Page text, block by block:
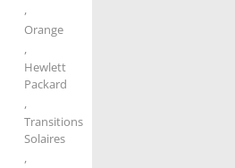
,
Orange
,
Hewlett
Packard
,
Transitions
Solaires
,